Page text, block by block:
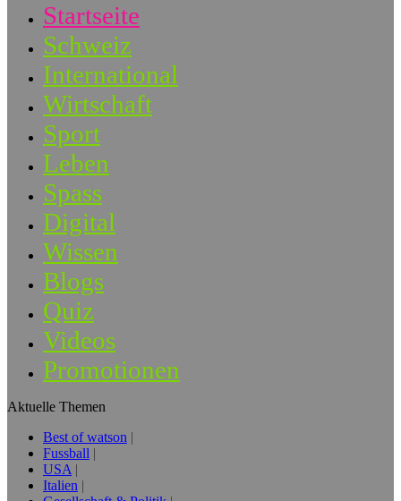
Startseite
Schweiz
International
Wirtschaft
Sport
Leben
Spass
Digital
Wissen
Blogs
Quiz
Videos
Promotionen
Aktuelle Themen
Best of watson
Fussball
USA
Italien